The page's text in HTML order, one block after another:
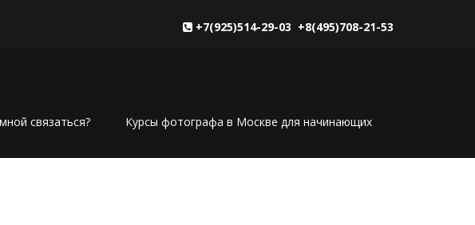
+7(925)514-29-03 +8(495)708-21-53
связаться? Курсы фотографа в Москве для начинающих